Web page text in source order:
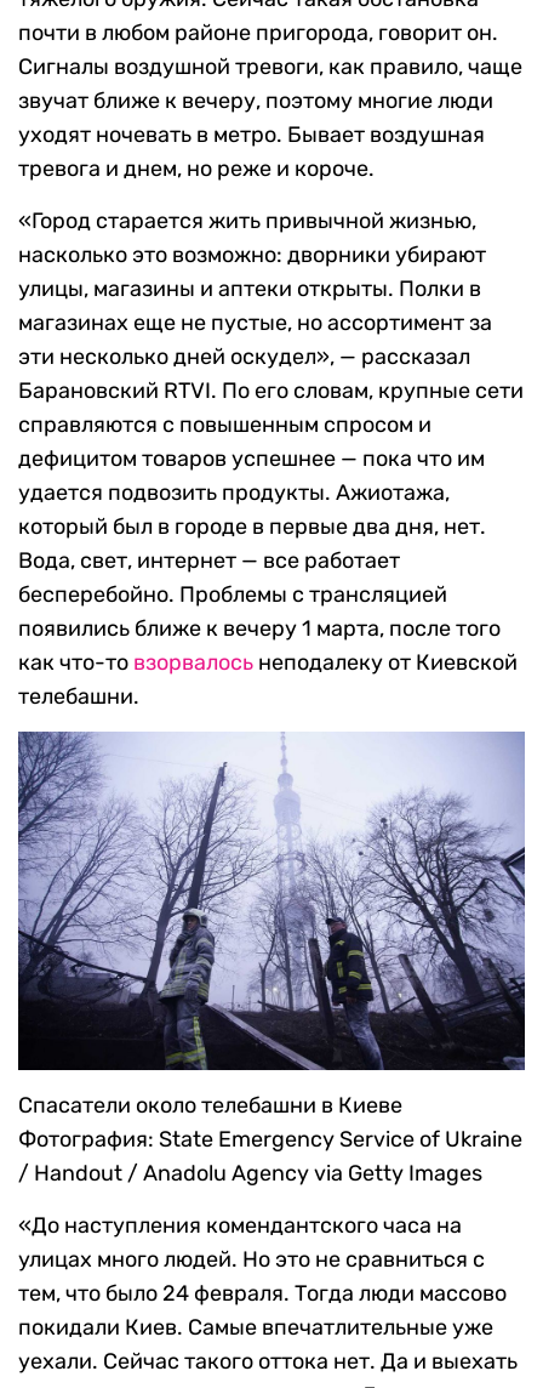
почти в любом районе пригорода, говорит он.
Сигналы воздушной тревоги, как правило, чаще
звучат ближе к вечеру, поэтому многие люди
уходят ночевать в метро. Бывает воздушная
тревога и днем, но реже и короче.
«Город старается жить привычной жизнью,
насколько это возможно: дворники убирают
улицы, магазины и аптеки открыты. Полки в
магазинах еще не пустые, но ассортимент за
эти несколько дней оскудел», — рассказал
Барановский RTVI. По его словам, крупные сети
справляются с повышенным спросом и
дефицитом товаров успешнее — пока что им
удается подвозить продукты. Ажиотажа,
который был в городе в первые два дня, нет.
Вода, свет, интернет — все работает
бесперебойно. Проблемы с трансляцией
появились ближе к вечеру 1 марта, после того
как что-то взорвалось неподалеку от Киевской
телебашни.
Спасатели около телебашни в Киеве
Фотография: State Emergency Service of Ukraine
/ Handout / Anadolu Agency via Getty Images
«До наступления комендантского часа на
улицах много людей. Но это не сравниться с
тем, что было 24 февраля. Тогда люди массово
покидали Киев. Самые впечатлительные уже
уехали. Сейчас такого оттока нет. Да и выехать